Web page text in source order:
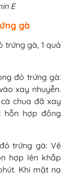
E
gà
trứng gà, 1 quả
đỏ trứng gà:
xay nhuyễn.
chua đã xay
hỗn hợp đồng
trứng gà: Vệ
hợp lên khắp
Khi mặt nạ